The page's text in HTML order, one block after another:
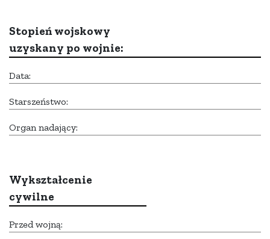
Stopień wojskowy
uzyskany po wojnie:
Data:
Starszeństwo:
Organ nadający:
Wykształcenie
cywilne
Przed wojną: